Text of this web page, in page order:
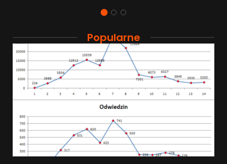
Popularne